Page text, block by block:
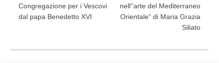
Congregazione per i Vescovi
dal papa Benedetto XVI
nell''arte del Mediterraneo
Orientale“ di Maria Grazia
Siliato